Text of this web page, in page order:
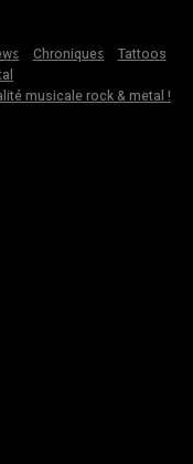
Chroniques
Tattoos
musicale rock & metal !